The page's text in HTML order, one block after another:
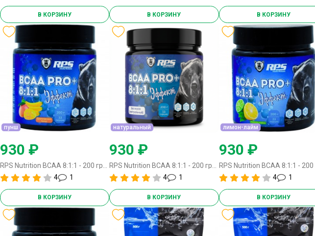
В КОРЗИНУ В КОРЗИНУ В КОРЗИНУ
пунш
930 ₽
4
1
В КОРЗИНУ
натуральный
930 ₽
4
1
В КОРЗИНУ
лимон-лайм
930 ₽
4
1
В КОРЗИНУ